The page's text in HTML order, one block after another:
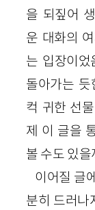
을 되짚어
운 대화의
는 입장이
돌아가는
컥 귀한 선
제 이 글을
볼 수도 있을
이어질 글
분히 드러나